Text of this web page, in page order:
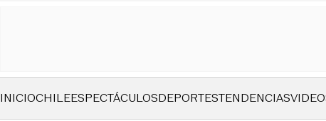
INICIOCHILEESPECTÁCULOSDEPORTESTENDENCIAS